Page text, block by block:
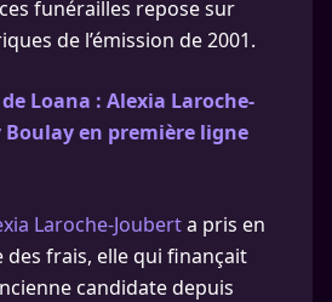
funérailles repose sur
de l’émission de 2001.
Loana : Alexia Laroche-
Boulay en première ligne
Laroche-Jouberta pris en
des frais, elle qui finançait
candidate depuis